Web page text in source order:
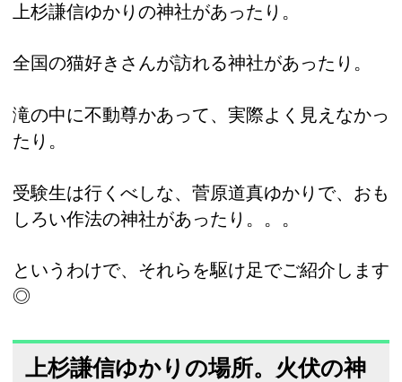
上杉謙信ゆかりの神社があったり。
全国の猫好きさんが訪れる神社があったり。
滝の中に不動尊かあって、実際よく見えなかっ
たり。
受験生は行くべしな、菅原道真ゆかりで、おも
しろい作法の神社があったり。。。
というわけで、それらを駆け足でご紹介します
◎
上杉謙信ゆかりの場所。火伏の神